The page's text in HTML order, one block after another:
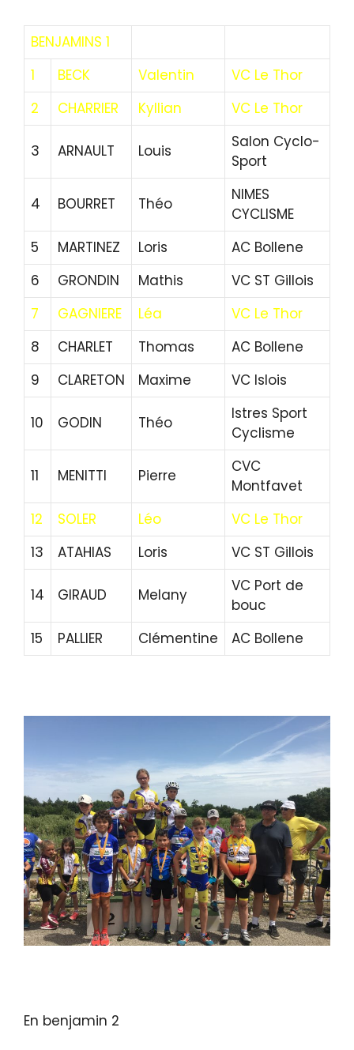
BENJAMINS 1
1
BECK Valentin
VC Le Thor
2
CHARRIER Kyllian VC Le Thor
3 ARNAULT Louis
Salon Cyclo-
Sport
4 BOURRET Théo
NIMES
CYCLISME
5
MARTINEZ Loris
AC Bollene
6
GRONDIN Mathis
VC ST Gillois
7
GAGNIERE Léa
VC Le Thor
8
CHARLET Thomas
AC Bollene
9
CLARETON Maxime VC Islois
10 GODIN Théo
Istres Sport
Cyclisme
11 MENITTI Pierre
CVC
Montfavet
12
SOLER Léo
VC Le Thor
13
ATAHIAS Loris VC ST Gillois
14 GIRAUD Melany
VC Port de
bouc
15
PALLIER Clémentine AC Bollene
En benjamin 2